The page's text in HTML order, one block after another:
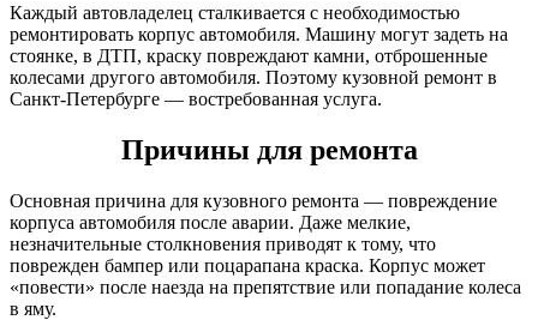
Каждый автовладелец сталкивается с необходимостью
ремонтировать корпус автомобиля. Машину могут задеть на
стоянке, в ДТП, краску повреждают камни, отброшенные
колесами другого автомобиля. Поэтому кузовной ремонт в
Санкт-Петербурге — востребованная услуга.
Причины для ремонта
Основная причина для кузовного ремонта — повреждение
корпуса автомобиля после аварии. Даже мелкие,
незначительные столкновения приводят к тому, что
поврежден бампер или поцарапана краска. Корпус может
«повести» после наезда на препятствие или попадание колеса
в яму.